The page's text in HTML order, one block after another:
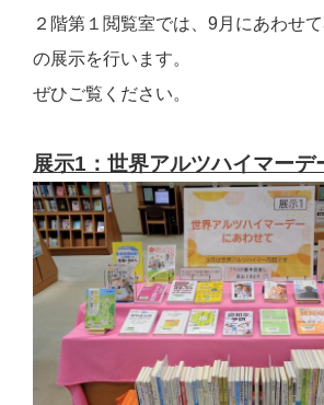
２階第１閲覧室では、9月にあわせ
の展示を行います。
ぜひご覧ください。
展示1：世界アルツハイマーデ